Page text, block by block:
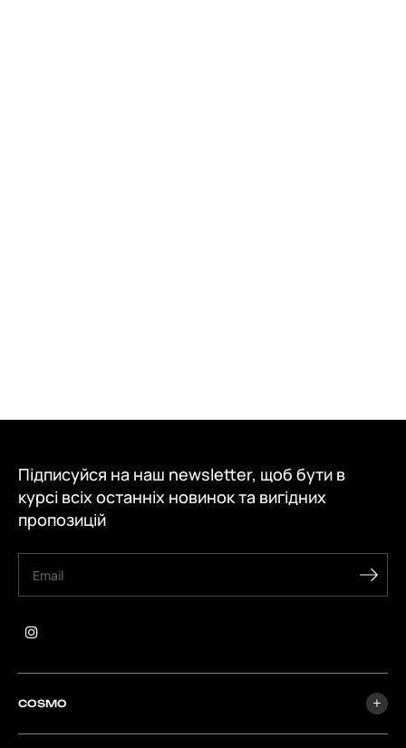
Підписуйся на наш newsletter, щоб бути в
курсі всіх останніх новинок та вигідних
пропозицій
COSMO